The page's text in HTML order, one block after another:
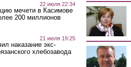
22 июля 22:34
мечети в Касимове
200 миллионов
21 июля 19:25
наказание экс-
хлебозавода